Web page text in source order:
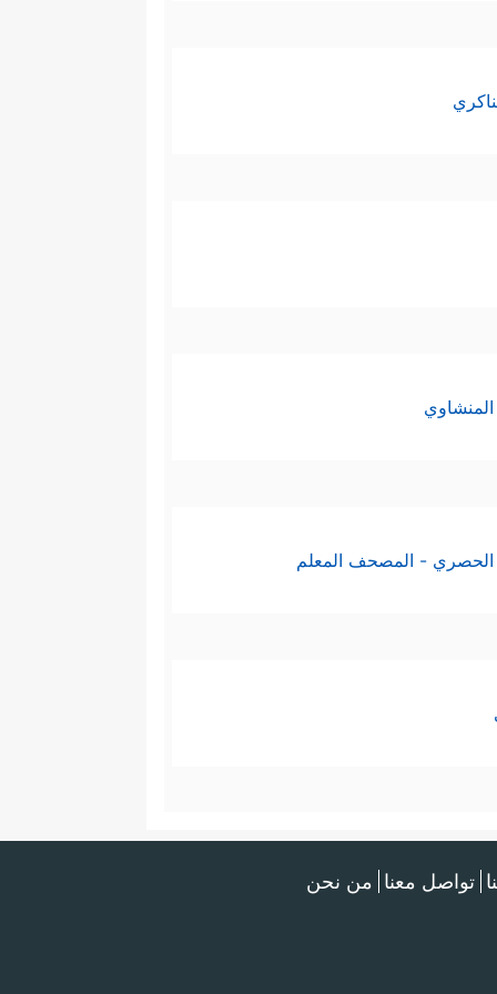
الحصري - المصحف المعلم
تواصل معنا من نحن